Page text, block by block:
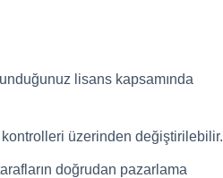
lisans kapsamında
kontrolleri üzerinden değiştirilebilir.
doğrudan pazarlama